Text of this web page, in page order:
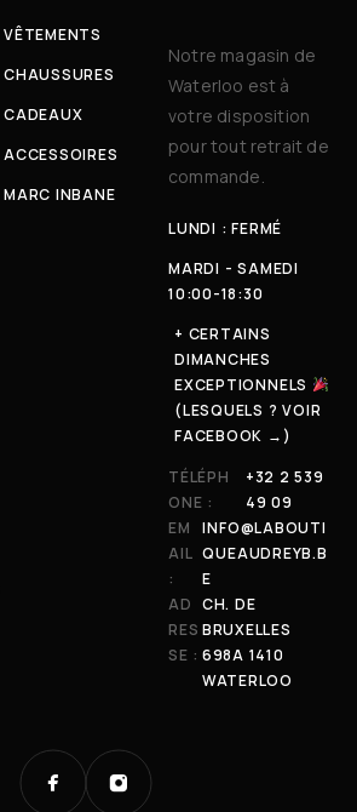
VÊTEMENTS
CHAUSSURES
CADEAUX
ACCESSOIRES
MARC INBANE
Notre magasin de
Waterloo est à
votre disposition
pour tout retrait de
commande.
LUNDI : FERMÉ
MARDI - SAMEDI
10:00-18:30
+ CERTAINS
DIMANCHES
EXCEPTIONNELS
(LESQUELS ? VOIR
FACEBOOK →)
TÉLÉPH
ONE :
+32 2 539
49 09
EM
AIL
:
INFO@LABOUTI
QUEAUDREYB.B
E
AD
RES
SE :
CH. DE
BRUXELLES
698A 1410
WATERLOO